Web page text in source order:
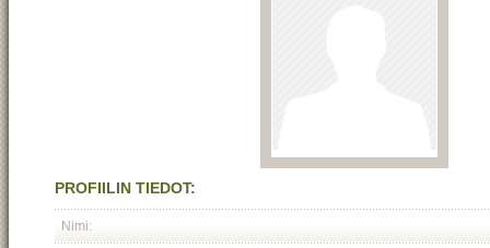
PROFIILIN TIEDOT:
Nimi: